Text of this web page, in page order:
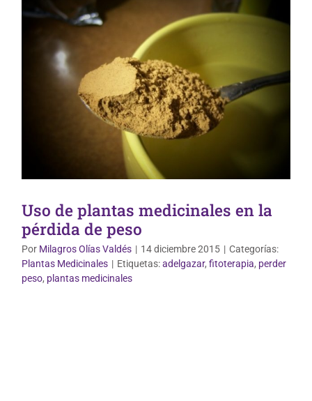
Uso de plantas medicinales en la
pérdida de peso
Por Milagros Olías Valdés | 14 diciembre 2015 | Categorías:
Plantas Medicinales | Etiquetas:adelgazar, fitoterapia, perder
peso, plantas medicinales